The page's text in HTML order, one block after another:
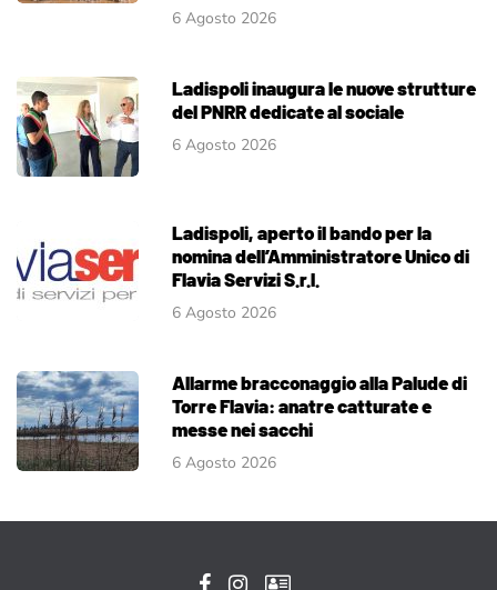
6 Agosto 2026
Ladispoli inaugura le nuove strutture
del PNRR dedicate al sociale
6 Agosto 2026
Ladispoli, aperto il bando per la
nomina dell’Amministratore Unico di
Flavia Servizi S.r.l.
6 Agosto 2026
Allarme bracconaggio alla Palude di
Torre Flavia: anatre catturate e
messe nei sacchi
6 Agosto 2026